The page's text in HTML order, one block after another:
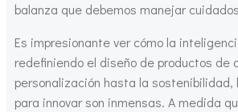
balanza que debemos manejar
Es impresionante ver cómo la
redefiniendo el diseño de productos de
personalización hasta la sostenibilidad,
para innovar son inmensas. A medida